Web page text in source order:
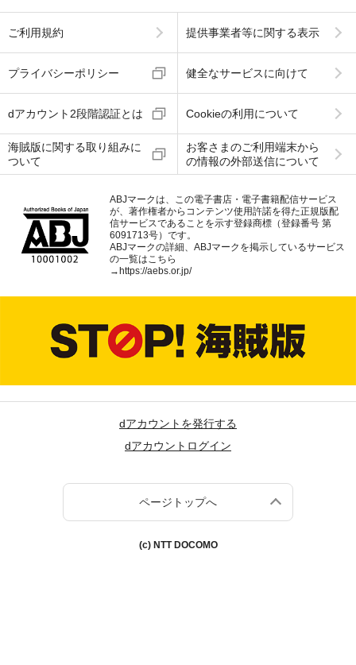
ご利用規約 提供事業者等に関する表示
プライバシーポリシー 健全なサービスに向けて
dアカウント2段階認証とは Cookieの利用について
海賊版に関する取り組みに
ついて
お客さまのご利用端末から
の情報の外部送信について
ABJマークは、この電子書店・電子書籍配信サービス
が、著作権者からコンテンツ使用許諾を得た正規版配
信サービスであることを示す登録商標（登録番号 第
6091713号）です。
ABJマークの詳細、ABJマークを掲示しているサービス
の一覧はこちら
→https://aebs.or.jp/
dアカウントを発行する
dアカウントログイン
ページトップへ
(c) NTT DOCOMO